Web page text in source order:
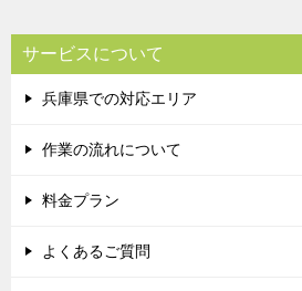
サービスについて
兵庫県での対応エリア
作業の流れについて
料金プラン
よくあるご質問